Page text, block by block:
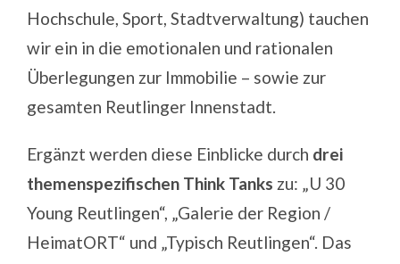
Hochschule, Sport, Stadtverwaltung) tauchen
wir ein in die emotionalen und rationalen
Überlegungen zur Immobilie – sowie zur
gesamten Reutlinger Innenstadt.
Ergänzt werden diese Einblicke durch drei
themenspezifischen Think Tanks zu: „U 30
Young Reutlingen“, „Galerie der Region /
HeimatORT“ und „Typisch Reutlingen“. Das